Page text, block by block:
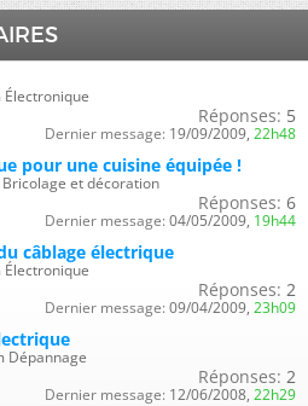
Réponses: 5
Dernier message: 19/09/2009, 22h48
pour une cuisine équipée !
et décoration
Réponses: 6
Dernier message: 04/05/2009, 19h44
câblage électrique
Réponses: 2
Dernier message: 09/04/2009, 23h09
Dépannage
Réponses: 2
Dernier message: 12/06/2008, 22h29